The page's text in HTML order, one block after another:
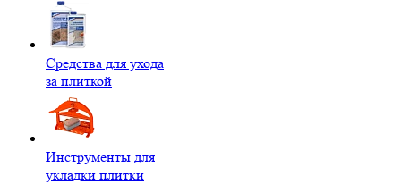
Средства для ухода
за плиткой
Инструменты для
укладки плитки